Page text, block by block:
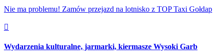
Nie ma problemu! Zamów przejazd na lotnisko z TOP Taxi Gołdap
Wydarzenia kulturalne, jarmarki, kiermasze Wysoki Garb